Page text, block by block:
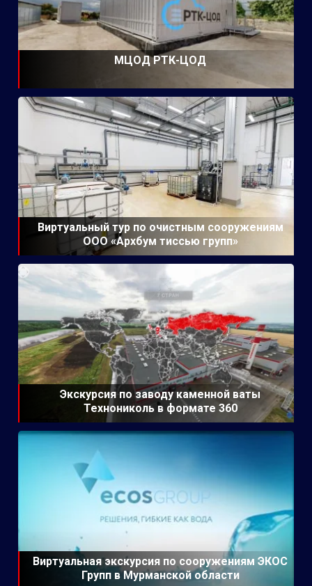
МЦОД РТК-ЦОД
Виртуальный тур по очистным сооружениям
ООО «Архбум тиссью групп»
Экскурсия по заводу каменной ваты
Технониколь в формате 360
Виртуальная экскурсия по сооружениям ЭКОС
Групп в Мурманской области